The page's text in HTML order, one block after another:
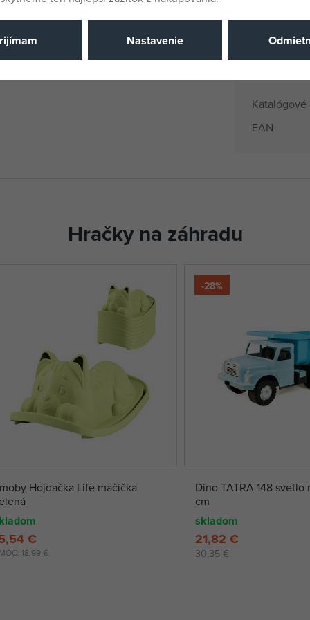
EANs
Katalógové
EAN
Hračky na záhradu
Hojdačka Life mačička
18,99 €
€
-28%
Dino TATRA 148 svetlo
cm
skladom
30,35 €
21,82 €
Nastavenie